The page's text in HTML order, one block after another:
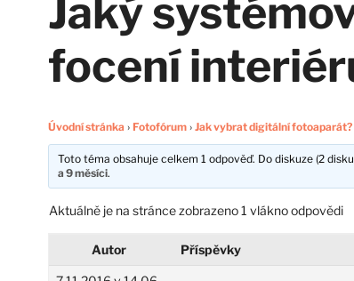
Jaký
focení
Úvodní stránka › Fotofórum › Jak vybrat digitální fotoaparát?
Toto téma obsahuje celkem 1 odpověď. Do diskuze (2
a 9 měsíci.
Aktuálně je na stránce zobrazeno 1 vlákno odpovědi
Autor Příspěvky